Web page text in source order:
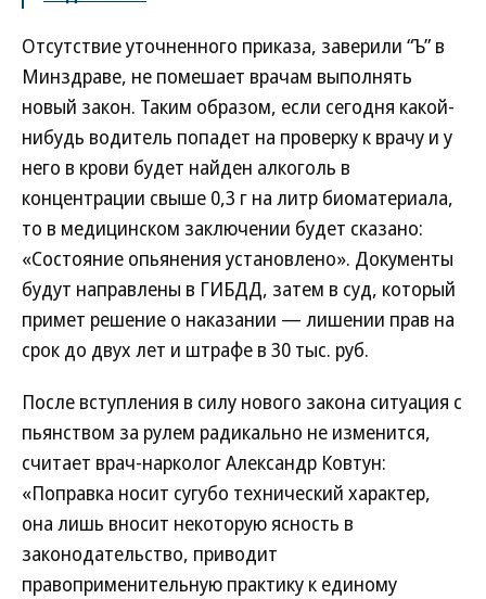
Отсутствие уточненного приказа, заверили “Ъ” в
Минздраве, не помешает врачам выполнять
новый закон. Таким образом, если сегодня какой-
нибудь водитель попадет на проверку к врачу и у
него в крови будет найден алкоголь в
концентрации свыше 0,3 г на литр биоматериала,
то в медицинском заключении будет сказано:
«Состояние опьянения установлено». Документы
будут направлены в ГИБДД, затем в суд, который
примет решение о наказании — лишении прав на
срок до двух лет и штрафе в 30 тыс. руб.
После вступления в силу нового закона ситуация с
пьянством за рулем радикально не изменится,
считает врач-нарколог Александр Ковтун:
«Поправка носит сугубо технический характер,
она лишь вносит некоторую ясность в
законодательство, приводит
правоприменительную практику к единому